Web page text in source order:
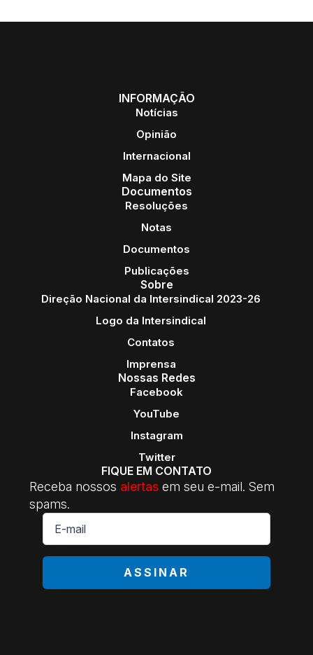
INFORMAÇÃO
Notícias
Opinião
Internacional
Mapa do Site
Documentos
Resoluções
Notas
Documentos
Publicações
Sobre
Direção Nacional da Intersindical 2023-26
Logo da Intersindical
Contatos
Imprensa
Nossas Redes
Facebook
YouTube
Instagram
Twitter
FIQUE EM CONTATO
Receba nossos alertas em seu e-mail. Sem
spams.
E-
mail
ASSINAR